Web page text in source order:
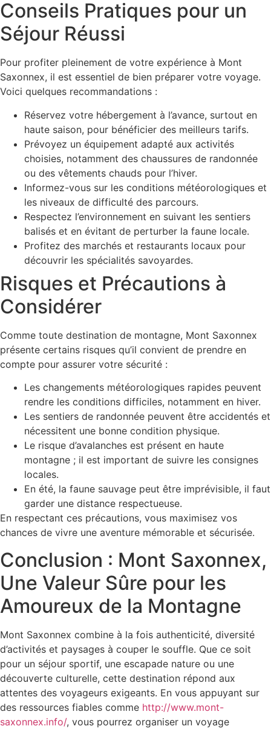
Conseils Pratiques pour un
Séjour Réussi
Pour profiter pleinement de votre expérience à Mont
Saxonnex, il est essentiel de bien préparer votre voyage.
Voici quelques recommandations :
Réservez votre hébergement à l’avance, surtout en
haute saison, pour bénéficier des meilleurs tarifs.
Prévoyez un équipement adapté aux activités
choisies, notamment des chaussures de randonnée
ou des vêtements chauds pour l’hiver.
Informez-vous sur les conditions météorologiques et
les niveaux de difficulté des parcours.
Respectez l’environnement en suivant les sentiers
balisés et en évitant de perturber la faune locale.
Profitez des marchés et restaurants locaux pour
découvrir les spécialités savoyardes.
Risques et Précautions à
Considérer
Comme toute destination de montagne, Mont Saxonnex
présente certains risques qu’il convient de prendre en
compte pour assurer votre sécurité :
Les changements météorologiques rapides peuvent
rendre les conditions difficiles, notamment en hiver.
Les sentiers de randonnée peuvent être accidentés et
nécessitent une bonne condition physique.
Le risque d’avalanches est présent en haute
montagne ; il est important de suivre les consignes
locales.
En été, la faune sauvage peut être imprévisible, il faut
garder une distance respectueuse.
En respectant ces précautions, vous maximisez vos
chances de vivre une aventure mémorable et sécurisée.
Conclusion : Mont Saxonnex,
Une Valeur Sûre pour les
Amoureux de la Montagne
Mont Saxonnex combine à la fois authenticité, diversité
d’activités et paysages à couper le souffle. Que ce soit
pour un séjour sportif, une escapade nature ou une
découverte culturelle, cette destination répond aux
attentes des voyageurs exigeants. En vous appuyant sur
des ressources fiables comme http://www.mont-
saxonnex.info/, vous pourrez organiser un voyage